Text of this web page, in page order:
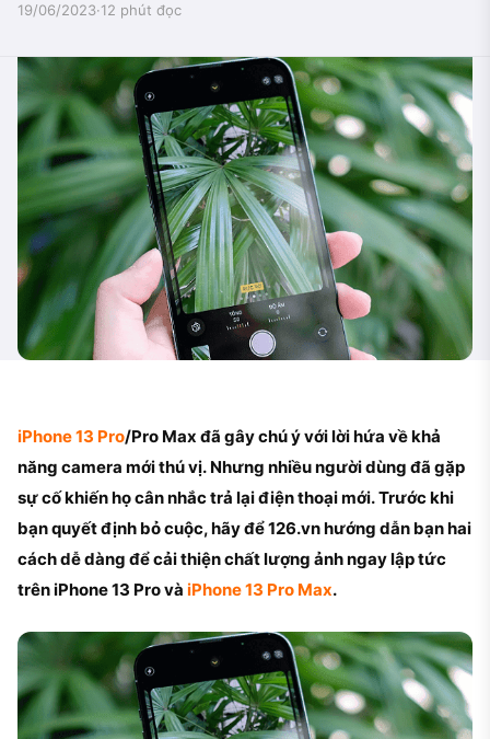
19/06/2023·12 phút đọc
iPhone 13 Pro/Pro Max đã gây chú ý với lời hứa về khả
năng camera mới thú vị. Nhưng nhiều người dùng đã gặp
sự cố khiến họ cân nhắc trả lại điện thoại mới. Trước khi
bạn quyết định bỏ cuộc, hãy để 126.vn hướng dẫn bạn hai
cách dễ dàng để cải thiện chất lượng ảnh ngay lập tức
trên iPhone 13 Pro và iPhone 13 Pro Max.